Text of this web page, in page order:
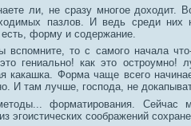
ли, не сразу многое доходит.
пазлов. И ведь среди них
форму и содержание.
вспомните, то с самого начала
гениально! как это
какашка. Форма чаще всего
И там лучше, господа, не
форматирования. Сейчас
эгоистических соображений